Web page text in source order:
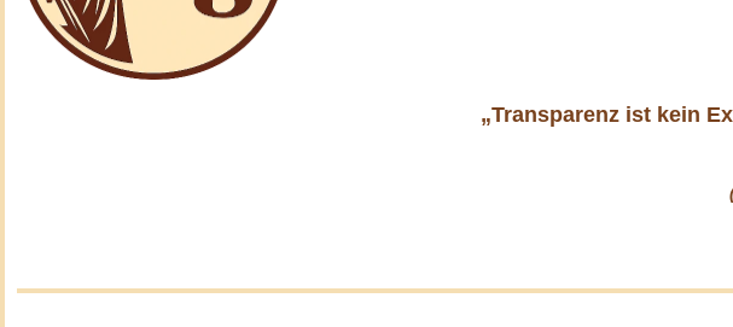
„Transparenz ist kein